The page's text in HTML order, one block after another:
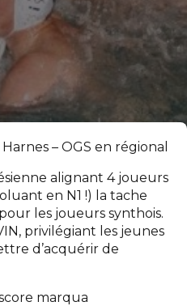
– OGS en régional
alignant 4 joueurs
en N1 !) la tache
les joueurs synthois.
privilégiant les jeunes
d’acquérir de
marqua